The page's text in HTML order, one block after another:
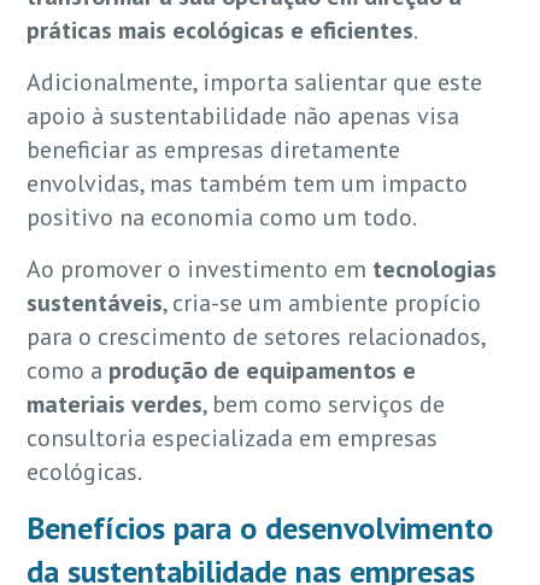
práticas mais ecológicas e eficientes.
Adicionalmente, importa salientar que este
apoio à sustentabilidade não apenas visa
beneficiar as empresas diretamente
envolvidas, mas também tem um impacto
positivo na economia como um todo.
Ao promover o investimento em tecnologias
sustentáveis, cria-se um ambiente propício
para o crescimento de setores relacionados,
como a produção de equipamentos e
materiais verdes, bem como serviços de
consultoria especializada em empresas
ecológicas.
Benefícios para o desenvolvimento
da sustentabilidade nas empresas